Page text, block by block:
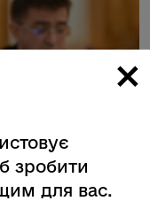
×
зробити
для вас.